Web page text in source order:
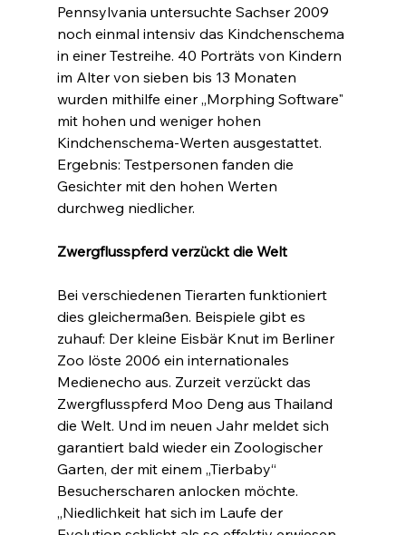
Pennsylvania untersuchte Sachser 2009
noch einmal intensiv das Kindchenschema
in einer Testreihe. 40 Porträts von Kindern
im Alter von sieben bis 13 Monaten
wurden mithilfe einer „Morphing Software"
mit hohen und weniger hohen
Kindchenschema-Werten ausgestattet.
Ergebnis: Testpersonen fanden die
Gesichter mit den hohen Werten
durchweg niedlicher.
Zwergflusspferd verzückt die Welt
Bei verschiedenen Tierarten funktioniert
dies gleichermaßen. Beispiele gibt es
zuhauf: Der kleine Eisbär Knut im Berliner
Zoo löste 2006 ein internationales
Medienecho aus. Zurzeit verzückt das
Zwergflusspferd Moo Deng aus Thailand
die Welt. Und im neuen Jahr meldet sich
garantiert bald wieder ein Zoologischer
Garten, der mit einem „Tierbaby“
Besucherscharen anlocken möchte.
„Niedlichkeit hat sich im Laufe der